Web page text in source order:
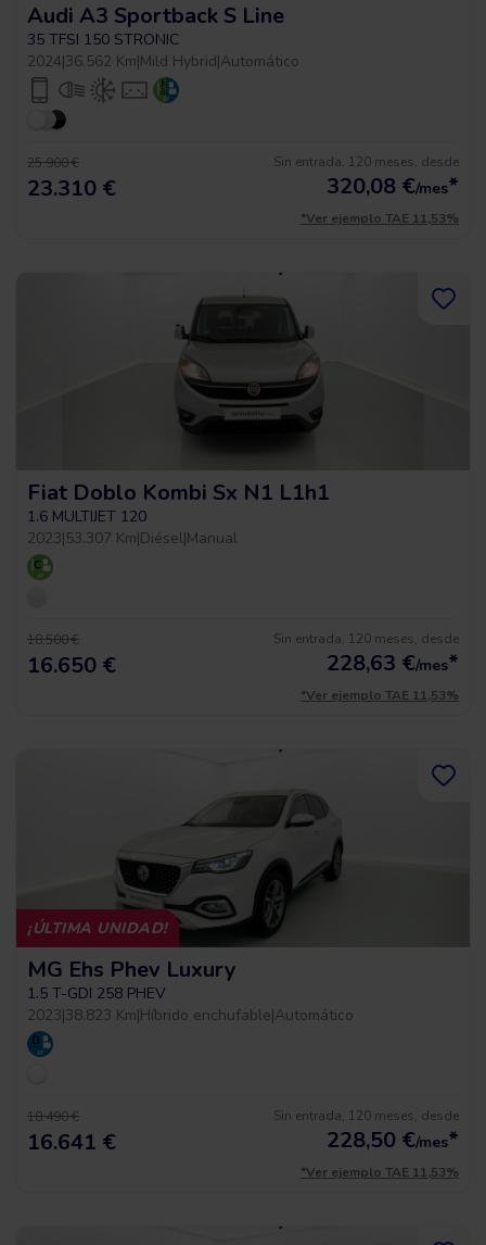
Audi A3 Sportback S Line
35 TFSI 150 STRONIC
2024|36.562 Km|Mild Hybrid|Automático
25.900 €
23.310 €
Sin entrada, 120 meses, desde
320,08 €/mes*
*Ver ejemplo TAE 11,53%
Fiat Doblo Kombi Sx N1 L1h1
1.6 MULTIJET 120
2023|53.307 Km|Diésel|Manual
18.500 €
16.650 €
Sin entrada, 120 meses, desde
228,63 €/mes*
*Ver ejemplo TAE 11,53%
¡ÚLTIMA UNIDAD!
MG Ehs Phev Luxury
1.5 T-GDI 258 PHEV
2023|38.823 Km|Híbrido enchufable|Automático
18.490 €
16.641 €
Sin entrada, 120 meses, desde
228,50 €/mes*
*Ver ejemplo TAE 11,53%